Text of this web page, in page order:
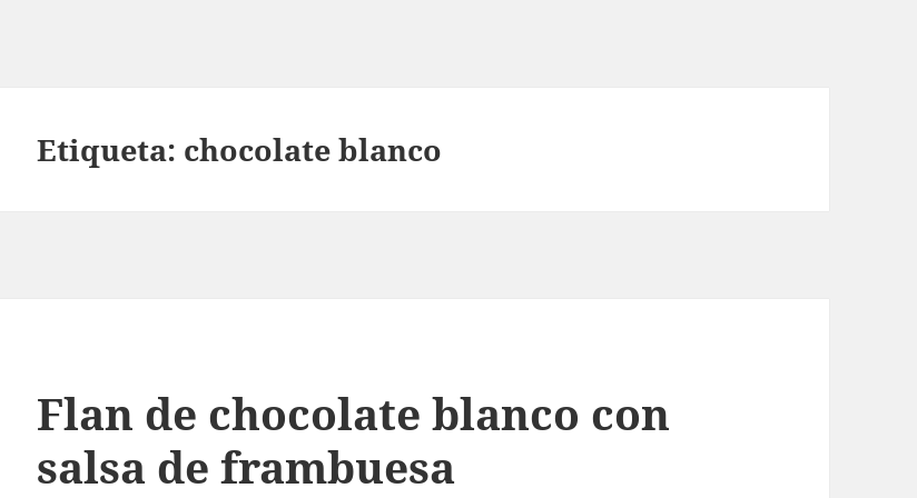
Etiqueta: chocolate blanco
Flan de chocolate blanco con
salsa de frambuesa